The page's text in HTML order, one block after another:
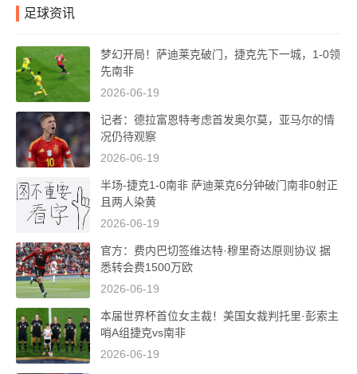
足球资讯
梦幻开局！萨迪莱克破门，捷克先下一城，1-0领
先南非
2026-06-19
记者：德拉富恩特考虑首发奥尔莫，亚马尔的情
况仍待观察
2026-06-19
半场-捷克1-0南非 萨迪莱克6分钟破门南非0射正
且两人染黄
2026-06-19
官方：费内巴切签维达特·穆里奇达原则协议 据
悉转会费1500万欧
2026-06-19
本届世界杯首位女主裁！美国女裁判托里·彭索主
哨A组捷克vs南非
2026-06-19